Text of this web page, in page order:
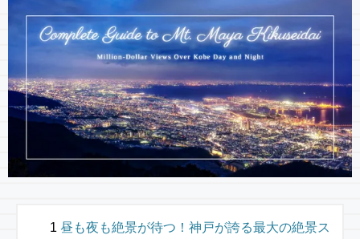
昼も夜も絶景が待つ！神戸が誇る最大の絶景ス